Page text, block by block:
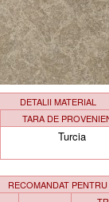
DETALII MATERIAL
TARA DE
Turcia
RECOMANDAT PENTRU